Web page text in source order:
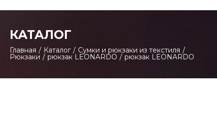
КАТАЛОГ
Главная / Каталог / Сумки и рюкзаки из текстиля /
Рюкзаки / рюкзак LEONARDO / рюкзак LEONARDO